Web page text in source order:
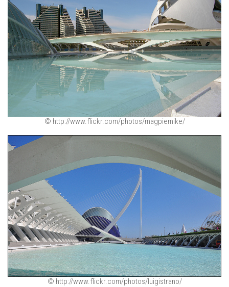
© http://www.flickr.com/photos/magpiemike/
© http://www.flickr.com/photos/luigistrano/